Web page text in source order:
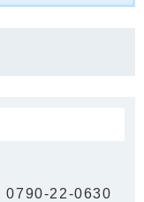
0790-22-0630